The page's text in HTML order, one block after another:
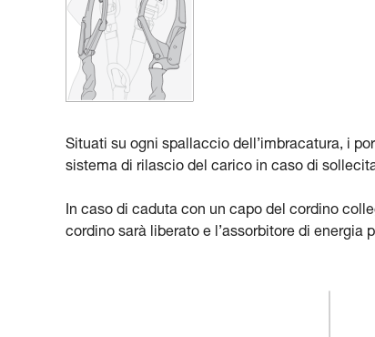
Situati su ogni spallaccio dell’imbracatura, i
sistema di rilascio del carico in caso di
In caso di caduta con un capo del cordino
cordino sarà liberato e l’assorbitore di energia